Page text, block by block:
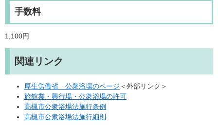
手数料
1,100円
関連リンク
厚生労働省 公衆浴場のページ ＜外部リンク＞
旅館業・興行場・公衆浴場の許可
高槻市公衆浴場法施行条例
高槻市公衆浴場法施行細則